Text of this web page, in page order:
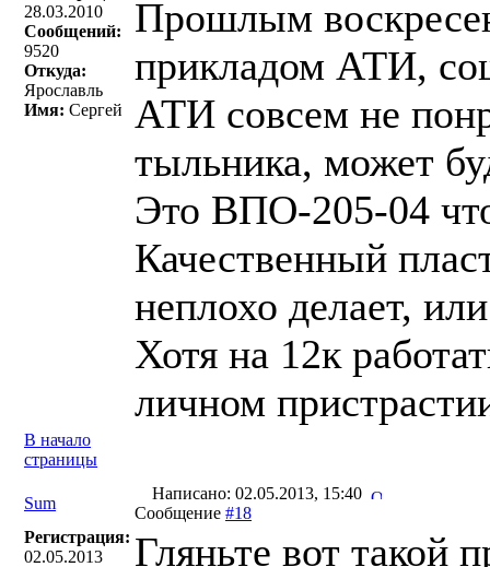
28.03.2010
Сообщений:
9520
Откуда:
Ярославль
Имя: Сергей
Прошлым
прикладом АТИ,
АТИ совсем не
тыльника, может
Это ВПО-205-04
Качественный
неплохо делает,
Хотя на 12к
личном
В начало
страницы
Sum
Написано: 02.05.2013, 15:40
Сообщение #18
Регистрация:
02.05.2013
Гляньте вот такой